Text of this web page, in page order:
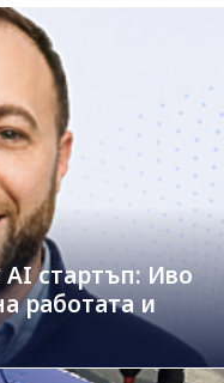
стартъп: Иво
работата и